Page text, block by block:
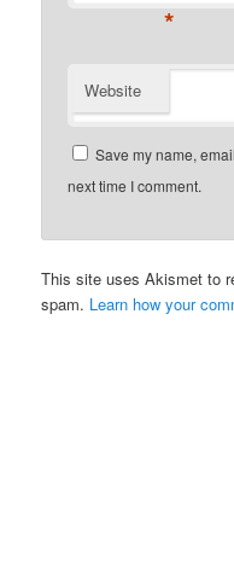
*
Website
Save my name,
next time I comment.
This site uses Akismet to
spam. Learn how your